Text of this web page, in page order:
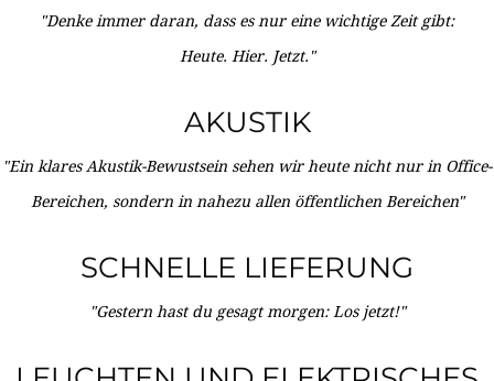
"Denke immer daran, dass es nur eine wichtige Zeit gibt:
Heute. Hier. Jetzt."
AKUSTIK
"Ein klares Akustik-Bewustsein sehen wir heute nicht nur in Office-
Bereichen, sondern in nahezu allen öffentlichen Bereichen"
SCHNELLE LIEFERUNG
"Gestern hast du gesagt morgen: Los jetzt!"